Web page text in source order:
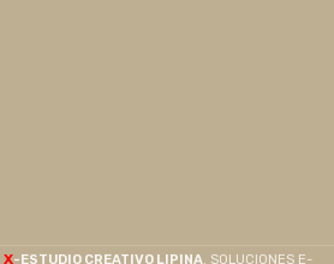
X-ESTUDIO CREATIVO LIPINA. SOLUCIONES E-